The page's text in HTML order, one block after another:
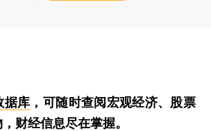
据库 ，可随时查阅宏观经济、股票
财经信息尽在掌握。